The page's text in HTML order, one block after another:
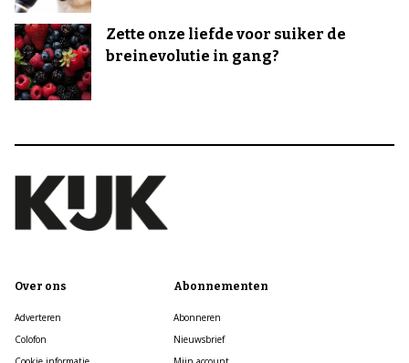
Zette onze liefde voor suiker de
breinevolutie in gang?
Over ons
Adverteren
Colofon
Abonnementen
Abonneren
Nieuwsbrief